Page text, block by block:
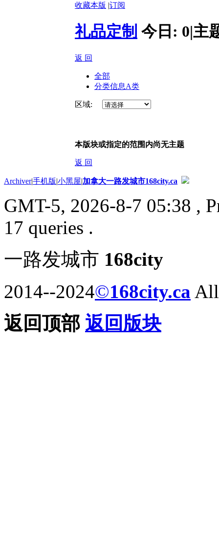
收藏本版 |订阅
礼品定制 今日: 0|主
返 回
全部
分类信息A类
区域:
本版块或指定的范围内尚无主题
返 回
Archiver|手机版|小黑屋|加拿大一路发城市168city.ca
GMT-5, 2026-8-7 05:38 ,
17 queries .
一路发城市 168city
2014--2024©168city.ca
返回顶部 返回版块